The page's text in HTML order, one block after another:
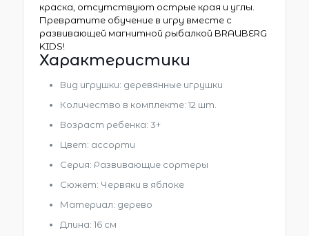
краска, отсутствуют острые края и углы.
Превратите обучение в игру вместе с
развивающей магнитной рыбалкой BRAUBERG
KIDS!
Характеристики
Вид игрушки: деревянные игрушки
Количество в комплекте: 12 шт.
Возраст ребенка: 3+
Цвет: ассорти
Серия: Развивающие сортеры
Сюжет: Червяки в яблоке
Материал: дерево
Длина: 16 см